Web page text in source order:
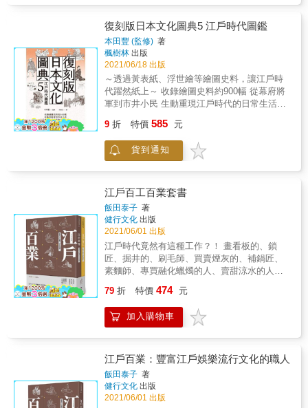
從浮世繪看當時人們對異世界的觀點 位於神奈
川條約簽屬地點的「開港資料館」，保存許多
幕末到昭和初期有關橫濱發展史的歷史文件，
日方民間當時的浮世繪圖畫中，多將派里等異
國人繪為飛禽走獸，猶如現今語異星生物第三
類接觸的遐想！ ‧源自明治時期至今屹立不搖的
名店、美食 日本最早販售鯛魚燒的創始店──麻
蜜柑丸漬」聞名的幕末時開業的老店「光國本
──今日家喻戶曉清酒品牌月桂冠的前身。 ‧歷
史人物與現代建築的結合──坂本龍馬 坂本龍
馬，是幕府末期推動維新革命中扮演重要腳色
的劃時代人物，在國內外都有不少的擁護者。
喜歡龍馬的朋友 不妨安排一趟四國高知桂濱海
的「龍馬紀念館」之旅，在造型前衛如太空船
的館內一覽龍馬生平，並探訪樹立海邊的龍馬
雕像地標。 ‧重新完整呈現日本最北網走監獄
1890年（明治23年）明治時期的北海道獄政制
度 廢止了不合理的強制勞動作法 位於日本最北
位置的網走市 網走監獄博物館 名氣相當響亮
將原本的木造牢房與相關設施從監獄腹地內移
築到博物館園區，成為對民眾開放的觀光設
施。 ‧不一樣的日本遊──國家重地日本銀行
1882年成立的日本銀行，統一了紙鈔的發行
感的國家重地，但仍有規劃讓民眾參訪的行
程。其一得事先預約，每趟參觀約1小時，著重
於讓參觀者認識日本銀行；另一種簡易的參觀
則免預約。
啟動明治維新後才開始發展的成果。 ‧你去過
「銀座」，但你知道「金座」和「銅座」嗎？
銀座在江戶時代就是熱鬧的街區，地名由來是
幕府在此設立銀幣的鑄造所，而通稱為銀座
（同理，其它地方還有金座與銅座）。當局在
1869年（明治2年）修改江戶時期的舊町名，正
式將此地編為「銀座一丁目」至「銀座四丁
目」。 ‧日本庶民美食紅豆麵包的出現，歸功於
武士的廢除？ 武士木村又兵衛在失去身份地位
後，被安排前往長崎學習製作麵包。學成後，
開設了麵包店，其次子並研發出紅豆麵包，但
當時吃麵包的平民很有限，市場反應並不熱
烈。後來是趁著明治天皇在公園賞花的機會，
重製品 現在看到的大阪通天閣原來是第二代重
製品，通天閣第一代在二次大戰時燒毀，並響
應響應政府「捐鋼鐵報國」的政策，將鐵塔拆
除交由軍方處置。 ‧土佐稻荷神社的神紋=三菱
集團「三片菱形」的著名商標 土佐稻荷神社所
在地的北堀江這一帶，在江戶時代為土佐藩的
倉庫群，明治初年讓渡給彌太郎，被視為三菱
財閥乃至現在的三菱集團發祥地。有趣的是，
三菱集團「三片菱形」的著名商標，也是土佐
找找！ ‧「明治」食品原來發跡於台南 如今已
成為日本業界大樹的明治製糖株式會社，在
1906年12月成立之初，其實總社與工廠是設於
台灣台南麻豆的總爺糖廠。戰後，他們在台灣
的糖廠如同其它業者撥交給台糖，在日資產繼
續由明治製糖株式會社經營。成為當初從台灣
起步、如今在日發揚光大的「灣生企業」！
又引向戰敗破產、政權受制於美國。日本卻再
一次谷底翻身，成功轉型為民主國家，躍升世
界經濟大國&hellip;&hellip;。 戰爭是狂亂時代
的結果，卻不是歷史的結束。本書以經濟、社
會問題、政治、憲法、對美關係、東亞外交、
世界情勢、災害、科學技術、文化等十個關鍵
建立框架，透過宏觀精闢的解說和重現重要事
件情境的漫畫，將情節複雜、人物眾多的近現
代歷程立體生動化，讓讀者容易掌握每一個轉
思考的縱深。 理性+感性 一冊全面了解！
&10個關鍵立體解讀 &重要場景漫畫視覺化
&當時世界‧人物特寫 &圖說＋年表
復刻版日本文化圖典5 江戶時代圖鑑
本田豐 (監修) 著
楓樹林 出版
2021/06/18 出版
～透過黃表紙、浮世繪等繪圖史料，讓江戶時
代躍然紙上～ 收錄繪圖史料約900幅 從幕府將
軍到市井小民 生動重現江戶時代的日常生活！
銜，於江戶設立幕府，史稱「江戶時代」。 江
戶時代是歷史劇中最常見的時代背景之一。 德
川幕府確立了穩固的封建體制，開創長達264年
日本文化，都是在江戶時代形成的。 本書將透
過大量的繪圖史料，把江戶時代的日常風情呈
現在讀者眼前。 江戶時代中期到明治時代初期
有許多知名畫師，也有大量的黃表紙（江戶時
代的繪本）、浮世繪、插圖書出版。這些都是
當時的人們親手所繪之物，其中有許多文字無
法表達的視覺資訊，即使這些資訊在畫這些圖
的人的眼中是再平凡不過的事，都還是能讓後
世的我們有「原來當時是這樣啊」的感受。 除
同時收錄了歷史研究家笹間良彥的復原圖，讓
史料的正確度更臻完善。 本書共分6大章節──
I【江戶城的生活】 介紹江戶城的詳細結構、城
內舉行的活動，以及城內人們的生活。除了將
軍與御台所的日常以外，還會詳細解說大奧裡
的女性員工「奧女中」的生活和薪資。 II【江
戶幕府的組織與政治】 介紹大名家配置、幕府
的主要職位、刑罰，以及地方行政等。 III【武
9 折 特價 585 元
貨到通知
江戶百工百業套書
飯田泰子 著
健行文化 出版
2021/06/01 出版
江戶時代竟然有這種工作？！ 畫看板的、鎖
匠、掘井的、刷毛師、買賣煙灰的、補鍋匠、
素麵師、專買融化蠟燭的人、賣甜涼水的人
因為有他們！ 髮簪販、眉刷匠不稀奇，但是還
有茶染師、姬糊販、廢髮販？ 千奇百怪更包括
花魁、鳥追、節季侯、住吉舞、太平記讀、放
年現在依然得見，又有哪些已然消失？江戶時
代的繁華、歌舞昇平、趕流行，都因為有這一
群人！ & 作者飯田泰子分別以人類生活、食住
為中心，加上人類衣裝、學習、消遣遊樂、展
79 折 特價 474 元
加入購物車
江戶百業：豐富江戶娛樂流行文化的職人
飯田泰子 著
健行文化 出版
2021/06/01 出版